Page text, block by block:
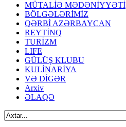
MÜTALİƏ MƏDƏNİYYƏTİ
BÖLGƏLƏRİMİZ
QƏRBİ AZƏRBAYCAN
REYTİNQ
TURİZM
LIFE
GÜLÜŞ KLUBU
KULİNARİYA
VƏ DİGƏR
Arxiv
ƏLAQƏ